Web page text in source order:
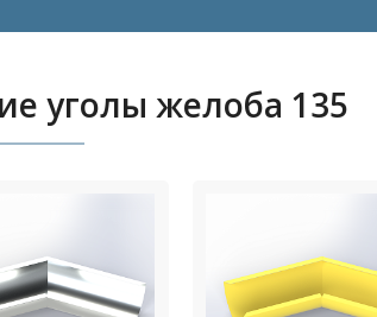
уголы желоба 135